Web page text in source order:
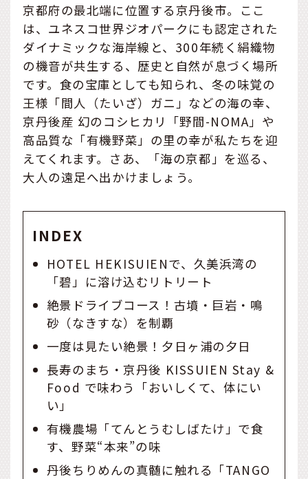
京都府の最北端に位置する京丹後市。ここ
は、ユネスコ世界ジオパークにも認定された
ダイナミックな海岸線と、300年続く絹織物
の機音が共生する、歴史と自然が息づく場所
です。食の宝庫としても知られ、冬の味覚の
王様「間人（たいざ）ガニ」などの海の幸、
京丹後産 幻のコシヒカリ「野間-NOMA」や
高品質な「有機野菜」の里の幸が私たちを迎
えてくれます。さあ、「海の京都」を巡る、
大人の遠足へ出かけましょう。
INDEX
HOTEL HEKISUIENで、久美浜湾の
「碧」に溶け込むリトリート
絶景ドライブコース！古墳・巨岩・鳴
砂（なきすな）を制覇
一度は見たい絶景！夕日ヶ浦の夕日
長寿のまち・京丹後 KISSUIEN Stay &
Food で味わう「おいしくて、体にい
い」
有機農場「てんとうむしばたけ」で食
す、野菜“本来”の味
丹後ちりめんの真髄に触れる「TANGO